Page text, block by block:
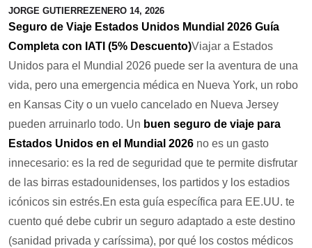
JORGE GUTIERREZENERO 14, 2026
Seguro de Viaje Estados Unidos Mundial 2026 Guía
Completa con IATI (5% Descuento)Viajar a Estados
Unidos para el Mundial 2026 puede ser la aventura de una
vida, pero una emergencia médica en Nueva York, un robo
en Kansas City o un vuelo cancelado en Nueva Jersey
pueden arruinarlo todo. Un buen seguro de viaje para
Estados Unidos en el Mundial 2026 no es un gasto
innecesario: es la red de seguridad que te permite disfrutar
de las birras estadounidenses, los partidos y los estadios
icónicos sin estrés.En esta guía específica para EE.UU. te
cuento qué debe cubrir un seguro adaptado a este destino
(sanidad privada y caríssima), por qué los costos médicos